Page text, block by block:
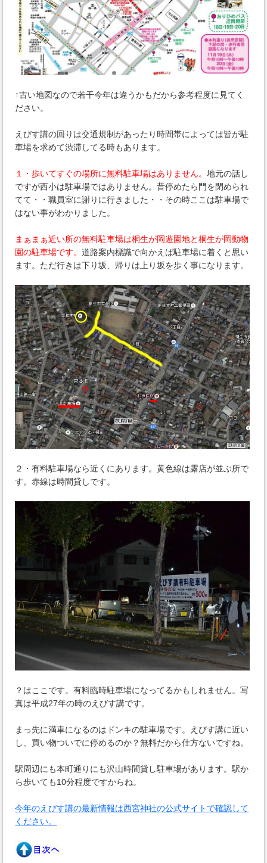
↑古い地図なので若干今年は違うかもだから参考程度に見てく
ださい。
えびす講の回りは交通規制があったり時間帯によっては皆が駐
車場を求めて渋滞してる時もあります。
１・歩いてすぐの場所に無料駐車場はありません。地元の話し
ですが西小は駐車場ではありません。昔停めたら門を閉められ
てて・・職員室に謝りに行きました・・その時ここは駐車場で
はない事がわかりました。
まぁまぁ近い所の無料駐車場は桐生が岡遊園地と桐生が岡動物
園の駐車場です。道路案内標識で向かえば駐車場に着くと思い
ます。ただ行きは下り坂、帰りは上り坂を歩く事になります。
２・有料駐車場なら近くにあります。黄色線は露店が並ぶ所で
す。赤線は時間貸しです。
？はここです。有料臨時駐車場になってるかもしれません。写
真は平成27年の時のえびす講です。
まっ先に満車になるのはドンキの駐車場です。えびす講に近い
し、買い物ついでに停めるのか？無料だから仕方ないですね。
駅周辺にも本町通りにも沢山時間貸し駐車場があります。駅か
ら歩いても10分程度ですからね。
今年のえびす講の最新情報は西宮神社の公式サイトで確認して
ください。